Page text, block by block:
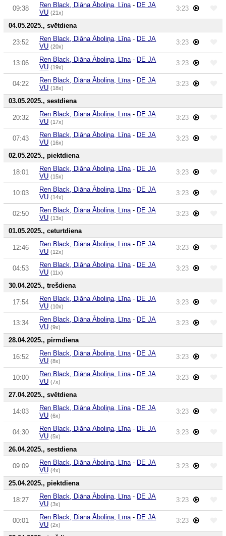
09:38 Ren Black, Diāna Āboliņa, Līna - DE JA
VU (21x)
3:23
04.05.2025., svētdiena
23:52 Ren Black, Diāna Āboliņa, Līna - DE JA
VU (20x)
3:23
13:06 Ren Black, Diāna Āboliņa, Līna - DE JA
VU (19x)
3:23
04:22 Ren Black, Diāna Āboliņa, Līna - DE JA
VU (18x)
3:23
03.05.2025., sestdiena
20:32 Ren Black, Diāna Āboliņa, Līna - DE JA
VU (17x)
3:23
07:43 Ren Black, Diāna Āboliņa, Līna - DE JA
VU (16x)
3:23
02.05.2025., piektdiena
18:01 Ren Black, Diāna Āboliņa, Līna - DE JA
VU (15x)
3:23
10:03 Ren Black, Diāna Āboliņa, Līna - DE JA
VU (14x)
3:23
02:50 Ren Black, Diāna Āboliņa, Līna - DE JA
VU (13x)
3:23
01.05.2025., ceturtdiena
12:46 Ren Black, Diāna Āboliņa, Līna - DE JA
VU (12x)
3:23
04:53 Ren Black, Diāna Āboliņa, Līna - DE JA
VU (11x)
3:23
30.04.2025., trešdiena
17:54 Ren Black, Diāna Āboliņa, Līna - DE JA
VU (10x)
3:23
13:34 Ren Black, Diāna Āboliņa, Līna - DE JA
VU (9x)
3:23
28.04.2025., pirmdiena
16:52 Ren Black, Diāna Āboliņa, Līna - DE JA
VU (8x)
3:23
10:00 Ren Black, Diāna Āboliņa, Līna - DE JA
VU (7x)
3:23
27.04.2025., svētdiena
14:03 Ren Black, Diāna Āboliņa, Līna - DE JA
VU (6x)
3:23
04:30 Ren Black, Diāna Āboliņa, Līna - DE JA
VU (5x)
3:23
26.04.2025., sestdiena
09:09 Ren Black, Diāna Āboliņa, Līna - DE JA
VU (4x)
3:23
25.04.2025., piektdiena
18:27 Ren Black, Diāna Āboliņa, Līna - DE JA
VU (3x)
3:23
00:01 Ren Black, Diāna Āboliņa, Līna - DE JA
VU (2x)
3:23